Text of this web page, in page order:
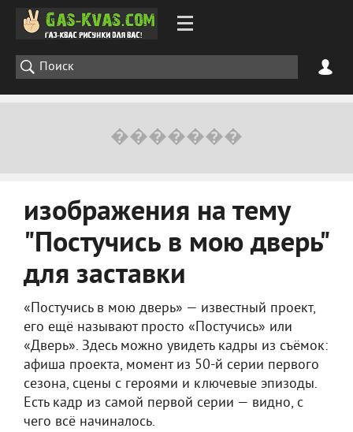
изображения на тему
"Постучись в мою дверь"
для заставки
«Постучись в мою дверь» — известный проект,
его ещё называют просто «Постучись» или
«Дверь». Здесь можно увидеть кадры из съёмок:
афиша проекта, момент из 50-й серии первого
сезона, сцены с героями и ключевые эпизоды.
Есть кадр из самой первой серии — видно, с
чего всё начиналось.